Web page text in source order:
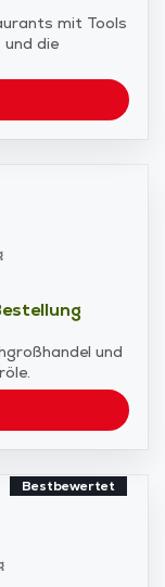
mit Tools
die
und
Bestbewertet